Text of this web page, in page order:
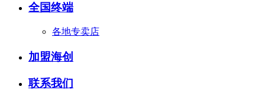
全国终端
各地专卖店
加盟海创
联系我们